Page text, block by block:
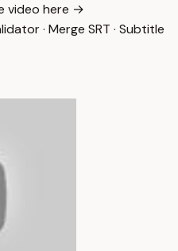
video here →
· Merge SRT · Subtitle